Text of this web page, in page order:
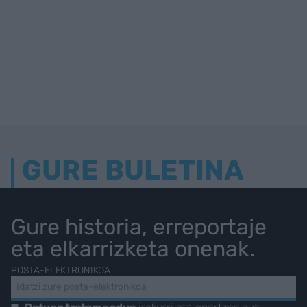
GURE BULETINA
Gure historia, erreportaje
eta elkarrizketa onenak.
POSTA-ELEKTRONIKOA